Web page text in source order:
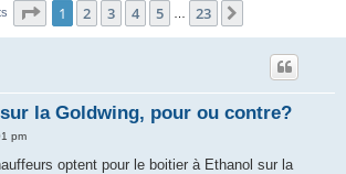
Page 1of 23
1 2 3 4 5 23
la Goldwing, pour ou contre?
pm
optent pour le boitier à Ethanol sur la